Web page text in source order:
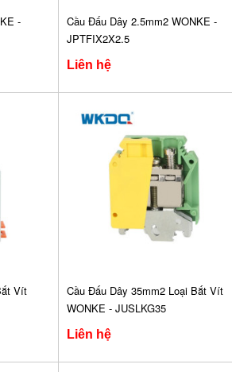
-
Cầu Đấu Dây 2.5mm2 WONKE -
JPTFIX2X2.5
Liên hệ
Vít
Cầu Đấu Dây 35mm2 Loại Bắt Vít
WONKE - JUSLKG35
Liên hệ